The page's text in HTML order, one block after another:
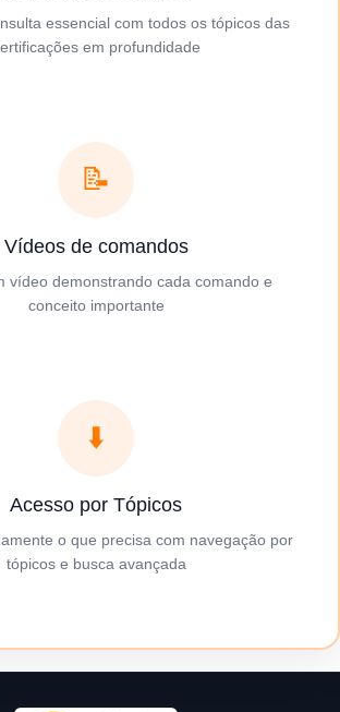
essencial com todos os tópicos das
em profundidade
📝
Vídeos de comandos
vídeo demonstrando cada comando e
conceito importante
⬇️
Acesso por Tópicos
o que precisa com navegação por
tópicos e busca avançada